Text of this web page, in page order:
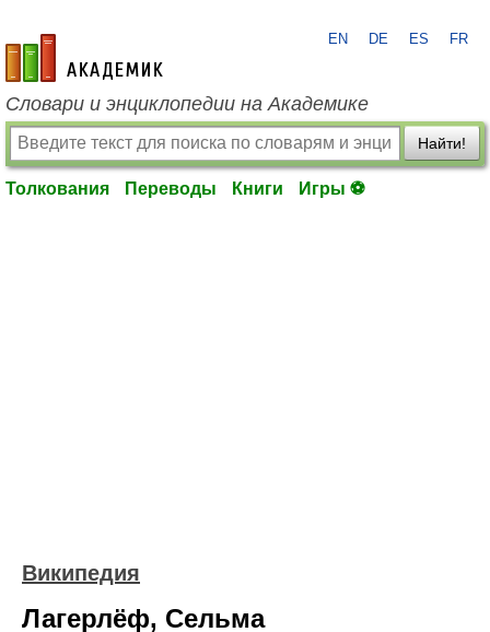
academic.ru
EN DE ES FR
Словари и энциклопедии на Академике
Найти!
Толкования Переводы Книги Игры ⚽
Википедия
Лагерлёф, Сельма